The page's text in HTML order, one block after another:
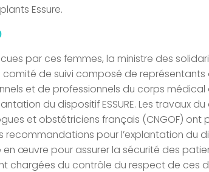
Essure.
par ces femmes, la ministre des
de suivi composé de représentants
et de professionnels du corps médical
du dispositif ESSURE. Les travaux
et obstétriciens français (CNGOF) ont
recommandations pour l’explantation du
en œuvre pour assurer la sécurité des
chargées du contrôle du respect de ces